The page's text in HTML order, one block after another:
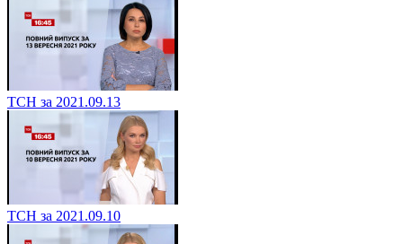
ТСН за 2021.09.13
ТСН за 2021.09.10